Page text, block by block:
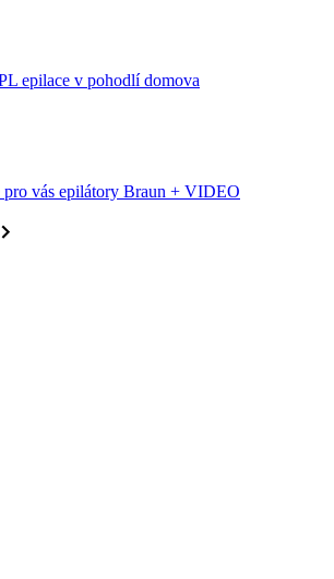
epilace v pohodlí domova
pro vás epilátory Braun + VIDEO